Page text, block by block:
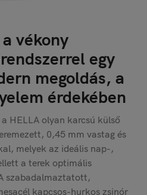
vékony
egy
megoldás, a
érdekében
HELLA olyan karcsú külső
0,45 mm vastag és
melyek az ideális nap-,
a terek optimális
szabadalmaztatott,
kapcsos-hurkos zsinór